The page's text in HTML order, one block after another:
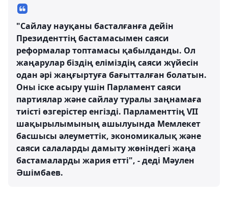
"Сайлау науқаны басталғанға дейін
Президенттің бастамасымен саяси
реформалар топтамасы қабылданды. Ол
жаңарулар біздің еліміздің саяси жүйесін
одан әрі жаңғыртуға бағытталған болатын.
Оны іске асыру үшін Парламент саяси
партиялар және сайлау туралы заңнамаға
тиісті өзгерістер енгізді. Парламенттің VII
шақырылымының ашылуында Мемлекет
басшысы әлеуметтік, экономикалық және
саяси салаларды дамыту жөніндегі жаңа
бастамаларды жария етті", - деді Мәулен
Әшімбаев.